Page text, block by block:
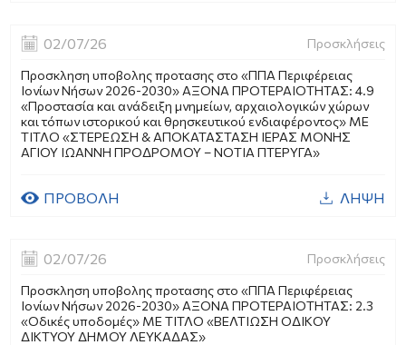
02/07/26 Προσκλήσεις
Προσκληση υποβολης προτασης στο «ΠΠΑ Περιφέρειας
Ιονίων Νήσων 2026-2030» ΑΞΟΝΑ ΠΡΟΤΕΡΑΙΟΤΗΤΑΣ: 4.9
«Προστασία και ανάδειξη μνημείων, αρχαιολογικών χώρων
και τόπων ιστορικού και θρησκευτικού ενδιαφέροντος» ME
ΤΙΤΛΟ «ΣΤΕΡΕΩΣΗ & ΑΠΟΚΑΤΑΣΤΑΣΗ ΙΕΡΑΣ ΜΟΝΗΣ
ΑΓΙΟΥ ΙΩΑΝΝΗ ΠΡΟΔΡΟΜΟΥ – ΝΟΤΙΑ ΠΤΕΡΥΓΑ»
ΠΡΟΒΟΛΗ ΛΗΨΗ
02/07/26 Προσκλήσεις
Προσκληση υποβολης προτασης στο «ΠΠΑ Περιφέρειας
Ιονίων Νήσων 2026-2030» ΑΞΟΝΑ ΠΡΟΤΕΡΑΙΟΤΗΤΑΣ: 2.3
«Οδικές υποδομές» ΜΕ ΤΙΤΛΟ «ΒΕΛΤΙΩΣΗ ΟΔΙΚΟΥ
ΔΙΚΤΥΟΥ ΔΗΜΟΥ ΛΕΥΚΑΔΑΣ»